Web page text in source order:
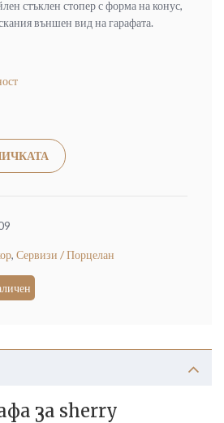
стъклен стопер с форма на конус,
външен вид на гарафата.
, Сервизи / Порцелан
за sherry